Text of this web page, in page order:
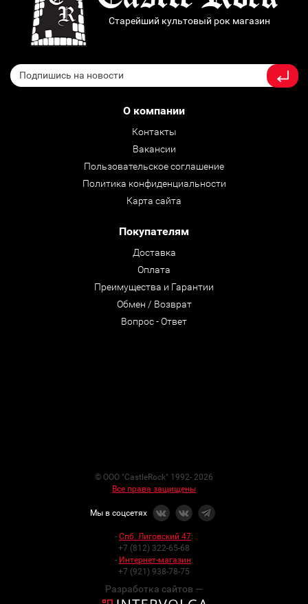
Старейший культовый рок магазин
О компании
Контакты
Вакансии
Пользовательское соглашение
Политика конфиденциальности
Карта сайта
Покупателям
Доставка
Оплата
Преимущества и Гарантии
Обмен / Возврат
Вопрос - Ответ
© ООО "CastleRock" 1992- 2026
Все права защищены
Мы в соцсетях
- Спб. Лиговский 47:
+7 (812) 322-65-68
- Интернет-магазин:
+7 (921) 938-78-75
Разработка сайтов —